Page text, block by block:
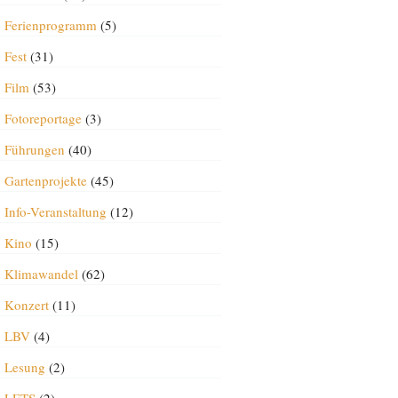
Ferienprogramm(5)
Fest(31)
Film(53)
Fotoreportage(3)
Führungen (40)
Gartenprojekte(45)
Info-Veranstaltung (12)
Kino (15)
Klimawandel(62)
Konzert(11)
LBV(4)
Lesung (2)